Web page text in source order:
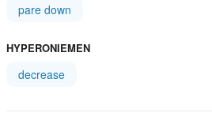
pare down
HYPERONIEMEN
decrease